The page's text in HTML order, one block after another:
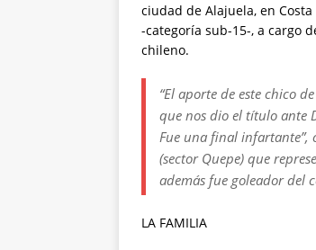
ciudad de Alajuela, en
-categoría sub-15-, a cargo
chileno.
“El aporte de este chico
que nos dio el título ante
Fue una final infartante”,
(sector Quepe) que
además fue goleador del
LA FAMILIA